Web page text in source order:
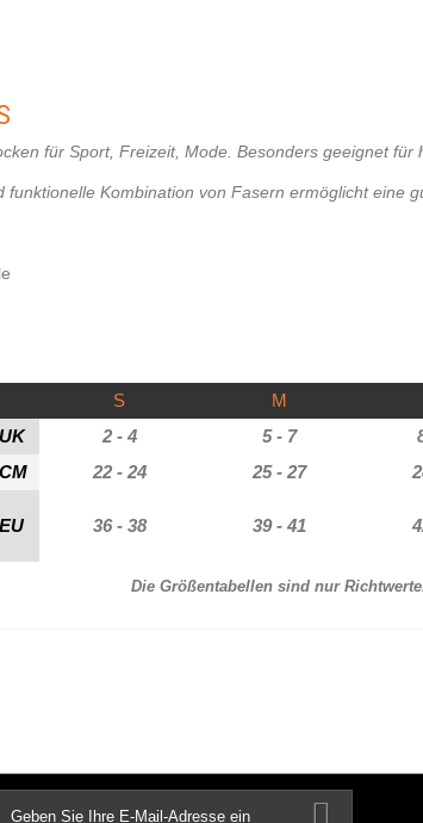
für Sport, Freizeit, Mode. Besonders geeignet für
funktionelle Kombination von Fasern ermöglicht eine
S M
Die Größentabellen sind nur
2 - 4 5 - 7
22 - 24 25 - 27
36 - 38 39 - 41